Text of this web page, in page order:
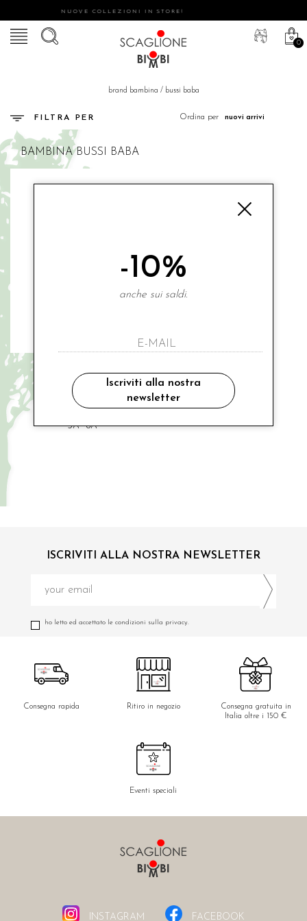
NUOVE COLLEZIONI IN STORE!
0
brand bambina / bussi baba
FILTRA PER Ordina per
BAMBINABUSSI BABA
jeans scuro vita alta bimba
€ 50.00
3A 8A
ISCRIVITI ALLA NOSTRA NEWSLETTER
ho letto ed accettato le condizioni sulla privacy.
Consegna rapida Ritiro in negozio
Consegna gratuita in
Italia oltre i 150 €
Eventi speciali
INSTAGRAM FACEBOOK
-10%
anche sui saldi.
Iscriviti alla nostra
newsletter